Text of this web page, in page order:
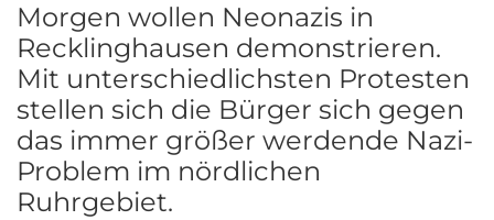
Morgen wollen Neonazis in
Recklinghausen demonstrieren.
Mit unterschiedlichsten Protesten
stellen sich die Bürger sich gegen
das immer größer werdende Nazi-
Problem im nördlichen
Ruhrgebiet.